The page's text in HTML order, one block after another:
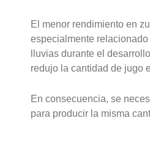
El menor rendimiento en
especialmente
lluvias durante el
redujo la cantidad de jugo
En consecuencia, se
para producir la misma